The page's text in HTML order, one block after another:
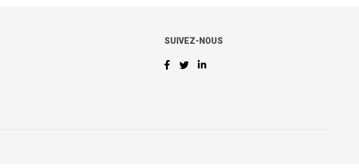
SUIVEZ-NOUS